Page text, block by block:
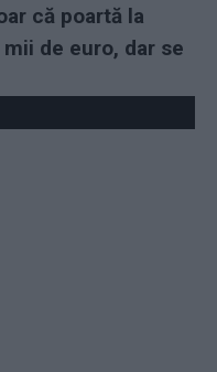
că poartă la
de euro, dar se